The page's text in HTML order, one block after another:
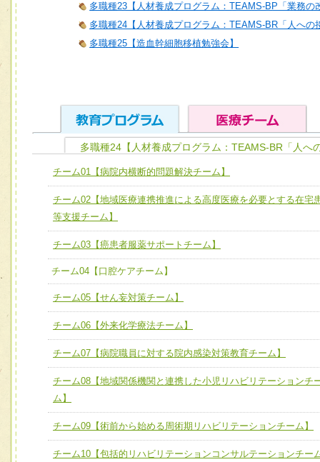
多職種23【人材養成プログラム：TEAMS-BP「業務の
多職種24【人材養成プログラム：TEAMS-BR「人への
多職種25【造血幹細胞移植勉強会】
ユニット１ 医療人としての基礎能力
全人的医療を実践する医療人として、必要な基礎能力を身
ける
ユニット２ チーム医療構成力
必要に応じて柔軟に医療チームを組織し、強調できる
ユニット３ 多職種連携力
他職種の視点とスキルを学び、相互理解と連携を深める
チーム01【病院内横断的問題解決チーム】
チーム02【地域医療連携推進による高度医療を必要とする
宅患者等支援チーム】
チーム06【外来化学療法チーム】
チーム07【病院職員に対する院内感染対策教育チーム】
チーム08【地域関係機関と連携した小児リハビリテーショ
チーム09【術前から始める周術期リハビリテーションチー
ム】
多職種24【人材養成プログラム：TEAMS-BR「人へ
チーム01【病院内横断的問題解決チーム】
チーム02【地域医療連携推進による高度医療を必要とする在宅
等支援チーム】
チーム03【癌患者服薬サポートチーム】
チーム04【口腔ケアチーム】
チーム05【せん妄対策チーム】
チーム06【外来化学療法チーム】
チーム07【病院職員に対する院内感染対策教育チーム】
チーム08【地域関係機関と連携した小児リハビリテーションチ
ム】
チーム09【術前から始める周術期リハビリテーションチーム】
チーム10【包括的リハビリテーションコンサルテーションチー